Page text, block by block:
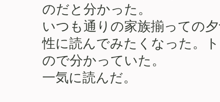
のだと分かった。
いつも通りの家族揃っての
性に読んでみたくなった。
ので分かっていた。
一気に読んだ。